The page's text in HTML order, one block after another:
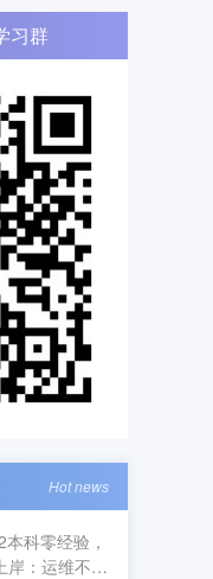
习群
Hot news
科零经验，
岸：运维不看